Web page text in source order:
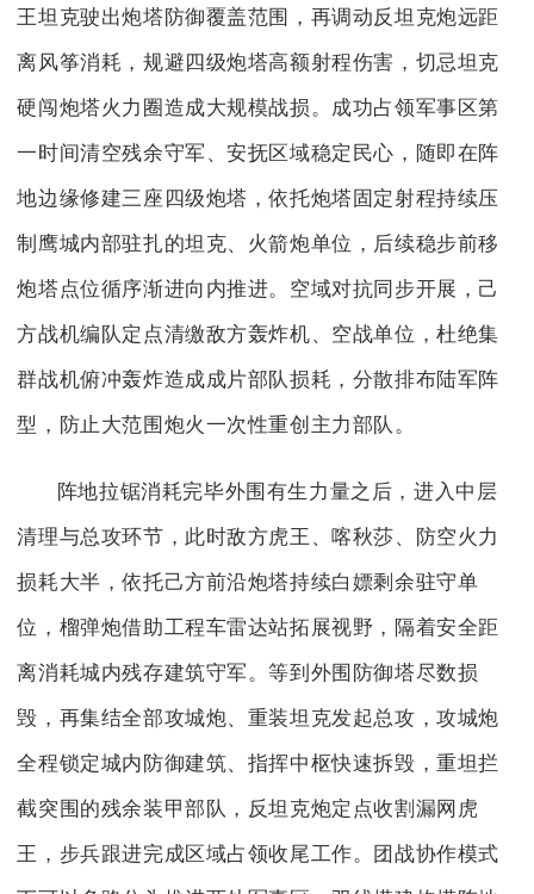
王坦克驶出炮塔防御覆盖范围，再调动反坦克炮远距
离风筝消耗，规避四级炮塔高额射程伤害，切忌坦克
硬闯炮塔火力圈造成大规模战损。成功占领军事区第
一时间清空残余守军、安抚区域稳定民心，随即在阵
地边缘修建三座四级炮塔，依托炮塔固定射程持续压
制鹰城内部驻扎的坦克、火箭炮单位，后续稳步前移
炮塔点位循序渐进向内推进。空域对抗同步开展，己
方战机编队定点清缴敌方轰炸机、空战单位，杜绝集
群战机俯冲轰炸造成成片部队损耗，分散排布陆军阵
型，防止大范围炮火一次性重创主力部队。
阵地拉锯消耗完毕外围有生力量之后，进入中层
清理与总攻环节，此时敌方虎王、喀秋莎、防空火力
损耗大半，依托己方前沿炮塔持续白嫖剩余驻守单
位，榴弹炮借助工程车雷达站拓展视野，隔着安全距
离消耗城内残存建筑守军。等到外围防御塔尽数损
毁，再集结全部攻城炮、重装坦克发起总攻，攻城炮
全程锁定城内防御建筑、指挥中枢快速拆毁，重坦拦
截突围的残余装甲部队，反坦克炮定点收割漏网虎
王，步兵跟进完成区域占领收尾工作。团战协作模式